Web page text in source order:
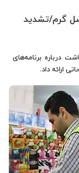
گرم/تشدید
درباره برنامه‌های
ارائه داد.